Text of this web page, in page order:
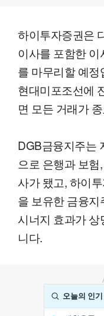
하이투자증권은
이사를 포함한
를 마무리할 예
현대미포조선에
면 모든 거래가
DGB금융지주는
으로 은행과 보
사가 됐고, 하이
을 보유한 금융
시너지 효과가
니다.